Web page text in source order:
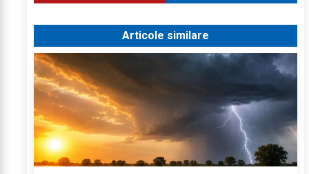
Articole similare